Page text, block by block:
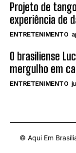
Projeto de
experiência de
ENTRETENIMENTO
O brasiliense
mergulho em
ENTRETENIMENTO
© Aqui Em